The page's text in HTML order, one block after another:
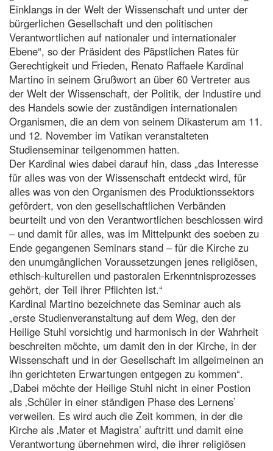
Einklangs in der Welt der Wissenschaft und unter der
bürgerlichen Gesellschaft und den politischen
Verantwortlichen auf nationaler und internationaler
Ebene“, so der Präsident des Päpstlichen Rates für
Gerechtigkeit und Frieden, Renato Raffaele Kardinal
Martino in seinem Grußwort an über 60 Vertreter aus
der Welt der Wissenschaft, der Politik, der Industire und
des Handels sowie der zuständigen internationalen
Organismen, die an dem von seinem Dikasterum am 11.
und 12. November im Vatikan veranstalteten
Studienseminar teilgenommen hatten.
Der Kardinal wies dabei darauf hin, dass „das Interesse
für alles was von der Wissenschaft entdeckt wird, für
alles was von den Organismen des Produktionssektors
gefördert, von den gesellschaftlichen Verbänden
beurteilt und von den Verantwortlichen beschlossen wird
– und damit für alles, was im Mittelpunkt des soeben zu
Ende gegangenen Seminars stand – für die Kirche zu
den unumgänglichen Voraussetzungen jenes religiösen,
ethisch-kulturellen und pastoralen Erkenntnisprozesses
gehört, der Teil ihrer Pflichten ist.“
Kardinal Martino bezeichnete das Seminar auch als
„erste Studienveranstaltung auf dem Weg, den der
Heilige Stuhl vorsichtig und harmonisch in der Wahrheit
beschreiten möchte, um damit den in der Kirche, in der
Wissenschaft und in der Gesellschaft im allgeimeinen an
ihn gerichteten Erwartungen entgegen zu kommen“.
„Dabei möchte der Heilige Stuhl nicht in einer Postion
als ‚Schüler in einer ständigen Phase des Lernens’
verweilen. Es wird auch die Zeit kommen, in der die
Kirche als ‚Mater et Magistra’ auftritt und damit eine
Verantwortung übernehmen wird, die ihrer religiösen